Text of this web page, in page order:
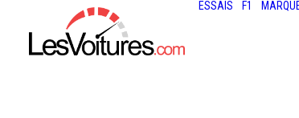
ESSAIS F1